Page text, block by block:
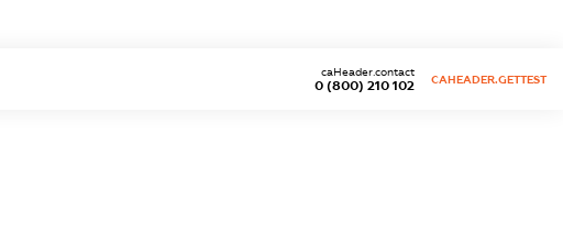
0 (800) 210 102
caHeader.contact
CAHEADER.GETTEST